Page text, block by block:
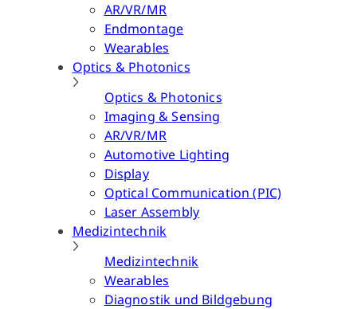
AR/VR/MR
Endmontage
Wearables
Optics & Photonics
Optics & Photonics
Imaging & Sensing
AR/VR/MR
Automotive Lighting
Display
Optical Communication (PIC)
Laser Assembly
Medizintechnik
Medizintechnik
Wearables
Diagnostik und Bildgebung